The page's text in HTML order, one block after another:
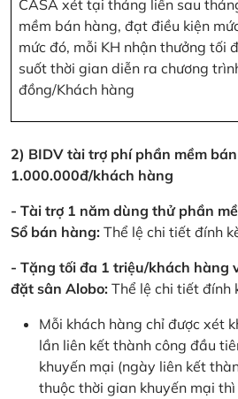
CASA xét tại tháng liền sau
mềm bán hàng, đạt điều kiện
mức đó, mỗi KH nhận thưởng tối
suốt thời gian diễn ra chương
đồng/Khách hàng
2) BIDV tài trợ phí phần mềm
1.000.000đ/khách hàng
- Tài trợ 1 năm dùng thử phần
Sổ bán hàng: Thể lệ chi tiết đính
- Tặng tối đa 1 triệu/khách hàng
đặt sân Alobo: Thể lệ chi tiết đính
Mỗi khách hàng chỉ được xét
lần liên kết thành công đầu
khuyến mại (ngày liên kết
thuộc thời gian khuyến mại